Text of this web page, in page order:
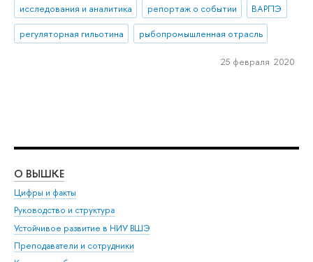
исследования и аналитика репортаж о событии
ВАРПЭ
регуляторная гильотина
рыбопромышленная отрасль
25 февраля 2020
О ВЫШКЕ
Цифры и факты
Руководство и структура
Устойчивое развитие в НИУ ВШЭ
Преподаватели и сотрудники